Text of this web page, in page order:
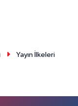
Yayın İlkeleri